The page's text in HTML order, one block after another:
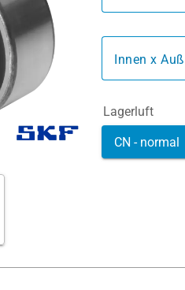
Innen x
Lagerluft
CN - normal